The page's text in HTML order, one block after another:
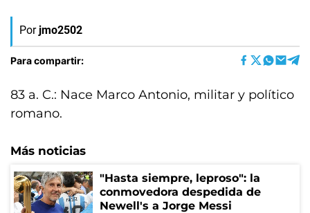
Por jmo2502
Para compartir:
83 a. C.: Nace Marco Antonio, militar y político
romano.
Más noticias
"Hasta siempre, leproso": la
conmovedora despedida de
Newell's a Jorge Messi